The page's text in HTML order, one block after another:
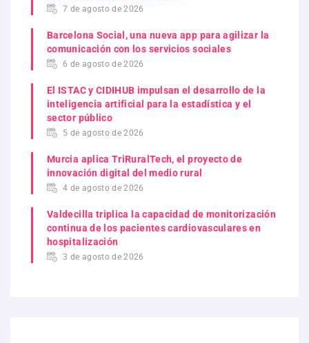
7 de agosto de 2026
Barcelona Social, una nueva app para agilizar la
comunicación con los servicios sociales
6 de agosto de 2026
El ISTAC y CIDIHUB impulsan el desarrollo de la
inteligencia artificial para la estadística y el
sector público
5 de agosto de 2026
Murcia aplica TriRuralTech, el proyecto de
innovación digital del medio rural
4 de agosto de 2026
Valdecilla triplica la capacidad de monitorización
continua de los pacientes cardiovasculares en
hospitalización
3 de agosto de 2026